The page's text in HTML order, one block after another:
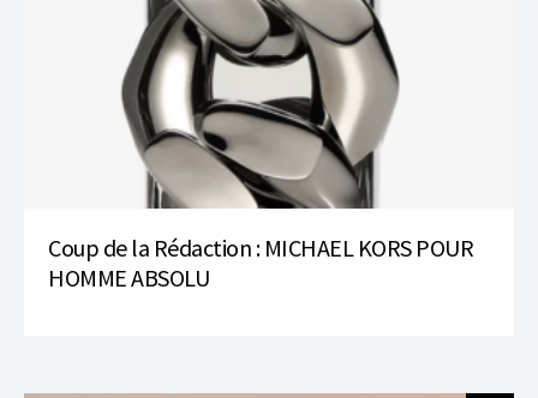
Coup de la Rédaction : MICHAEL KORS POUR
HOMME ABSOLU